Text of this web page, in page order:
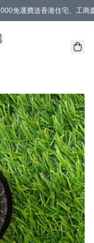
免運費送香港住宅、工商